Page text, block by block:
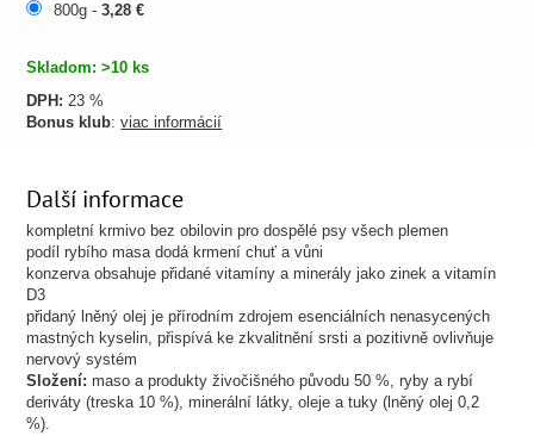
Skladom: >10 ks
DPH: 23 %
Bonus klub:viac informácií
800g -3,28 €
Další informace
kompletní krmivo bez obilovin pro dospělé psy všech plemen
podíl rybího masa dodá krmení chuť a vůni
konzerva obsahuje přidané vitamíny a minerály jako zinek a vitamín
D3
přidaný lněný olej je přírodním zdrojem esenciálních nenasycených
mastných kyselin, přispívá ke zkvalitnění srsti a pozitivně ovlivňuje
nervový systém
Složení:maso a produkty živočišného původu 50 %, ryby a rybí
deriváty (treska 10 %), minerální látky, oleje a tuky (lněný olej 0,2
%).